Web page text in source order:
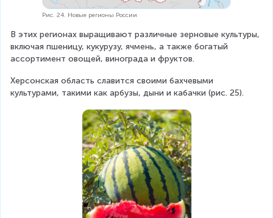
Рис. 24. Новые регионы России
В этих регионах выращивают различные зерновые культуры,
включая пшеницу, кукурузу, ячмень, а также богатый
ассортимент овощей, винограда и фруктов.
Херсонская область славится своими бахчевыми
культурами, такими как арбузы, дыни и кабачки (рис. 25).